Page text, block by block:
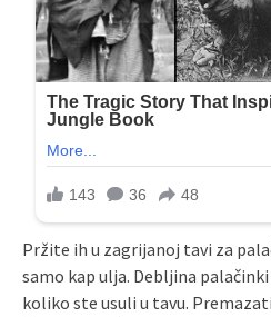
Pržite ih u zagrijanoj tavi za
samo kap ulja. Debljina
koliko ste usuli u tavu.